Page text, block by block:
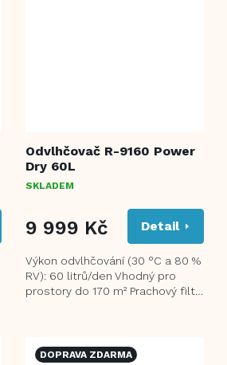
Odvlhčovač R-9160 Power
Dry 60L
SKLADEM
9 999 Kč Detail
Výkon odvlhčování (30 °C a 80 %
RV): 60 litrů/den Vhodný pro
prostory do 170 m² Prachový filtr
DOPRAVA ZDARMA